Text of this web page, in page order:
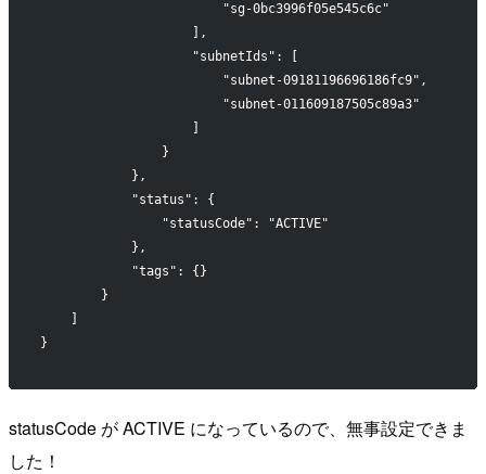
                        "sg-0bc3996f05e545c6c"
                    ],
                    "subnetIds": [
                        "subnet-09181196696186fc9",
                        "subnet-011609187505c89a3"
                }
            },
            "status": {
                "statusCode": "ACTIVE"
            },
            "tags": {}
        }
}
statusCode が ACTIVE になっているので、無事設定できま
した！